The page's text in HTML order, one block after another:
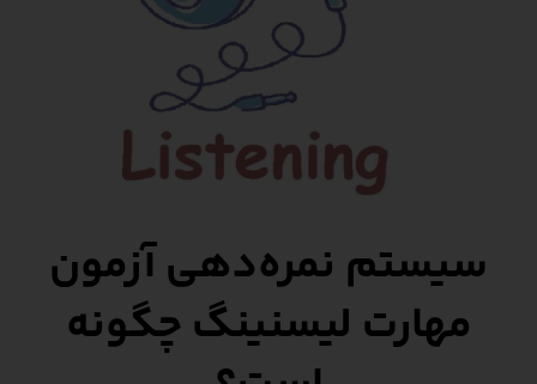
سیستم نمره‌دهی آزمون
مهارت لیسنینگ چگونه